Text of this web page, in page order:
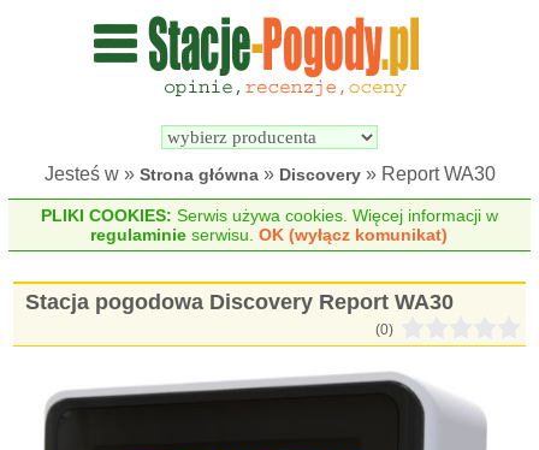
Wyszukiwarka
pogodowych
Jesteś w » Strona główna» Discovery» Report WA30
PLIKI COOKIES: Serwis używa cookies. Więcej informacji w
regulaminie serwisu.OK (wyłącz komunikat)
Stacja pogodowa Discovery Report WA30
(0)